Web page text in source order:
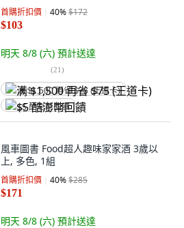
首購折扣價 40%$172
$103
明天 8/8 (六) 預計送達
(21)
满 $1,500 再省 $75 (王道卡)
$5 酷澎幣回饋
風車圖書 Food超人趣味家家酒 3歲以
上, 多色, 1組
首購折扣價 40%$285
$171
明天 8/8 (六) 預計送達